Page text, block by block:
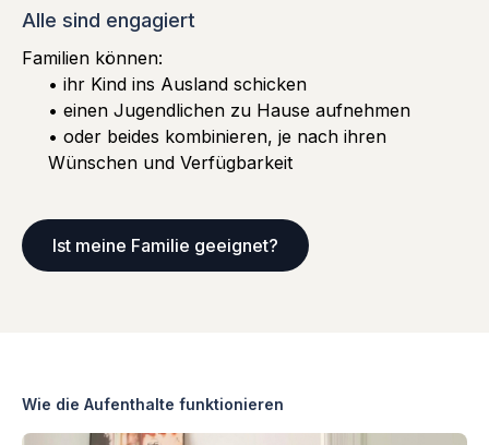
Alle sind engagiert
Familien können:
• ihr Kind ins Ausland schicken
• einen Jugendlichen zu Hause aufnehmen
• oder beides kombinieren, je nach ihren
Wünschen und Verfügbarkeit
Ist meine Familie geeignet?
Wie die Aufenthalte funktionieren